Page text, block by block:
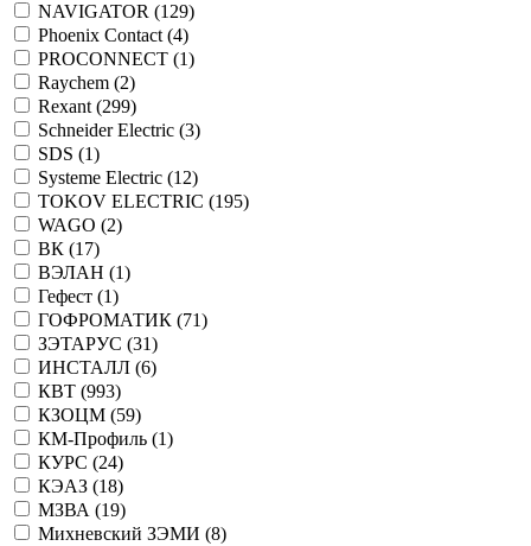
NAVIGATOR (129)
Phoenix Contact (4)
PROCONNECT (1)
Raychem (2)
Rexant (299)
Schneider Electric (3)
SDS (1)
Systeme Electric (12)
TOKOV ELECTRIC (195)
WAGO (2)
ВК (17)
ВЭЛАН (1)
Гефест (1)
ГОФРОМАТИК (71)
ЗЭТАРУС (31)
ИНСТАЛЛ (6)
КВТ (993)
КЗОЦМ (59)
КМ-Профиль (1)
КУРС (24)
КЭАЗ (18)
МЗВА (19)
Михневский ЗЭМИ (8)